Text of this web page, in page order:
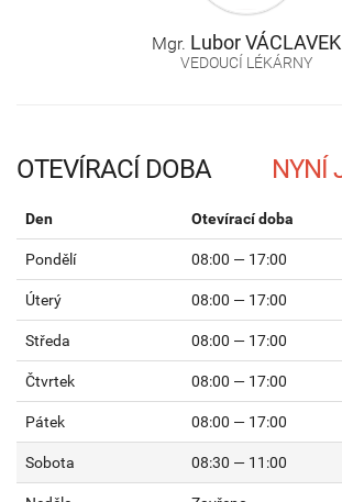
Mgr. LuborVÁCLAVEK
VEDOUCÍ LÉKÁRNY
OTEVÍRACÍ DOBA
Den Otevírací doba
Pondělí 08:00 — 17:00
Úterý 08:00 — 17:00
Středa 08:00 — 17:00
Čtvrtek 08:00 — 17:00
Pátek 08:00 — 17:00
Sobota 08:30 — 11:00